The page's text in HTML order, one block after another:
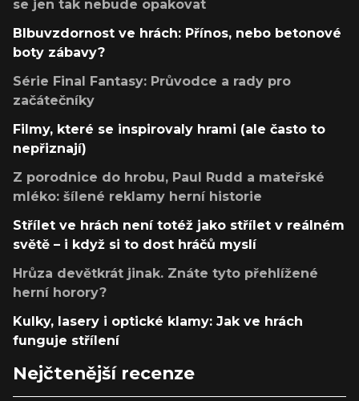
se jen tak nebude opakovat
Blbuvzdornost ve hrách: Přínos, nebo betonové
boty zábavy?
Série Final Fantasy: Průvodce a rady pro
začátečníky
Filmy, které se inspirovaly hrami (ale často to
nepřiznají)
Z porodnice do hrobu, Paul Rudd a mateřské
mléko: šílené reklamy herní historie
Střílet ve hrách není totéž jako střílet v reálném
světě – i když si to dost hráčů myslí
Hrůza devětkrát jinak. Znáte tyto přehlížené
herní horory?
Kulky, lasery i optické klamy: Jak ve hrách
funguje střílení
Nejčtenější recenze